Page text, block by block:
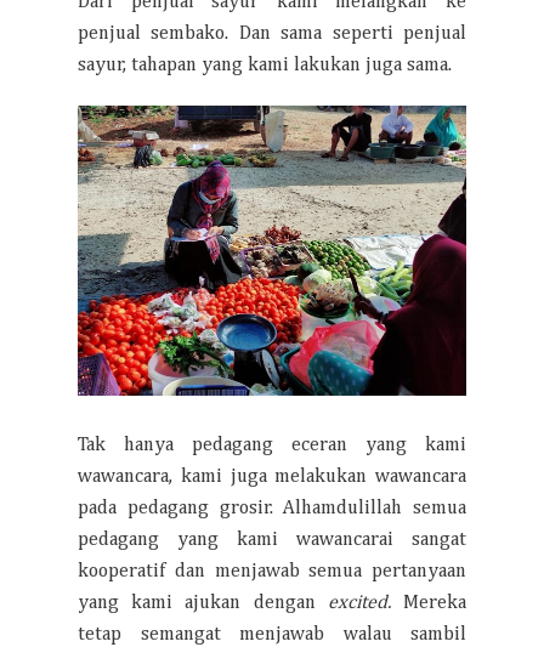
penjual sembako. Dan sama seperti penjual
sayur, tahapan yang kami lakukan juga sama.
Tak hanya pedagang eceran yang kami
wawancara, kami juga melakukan wawancara
pada pedagang grosir. Alhamdulillah semua
pedagang yang kami wawancarai sangat
kooperatif dan menjawab semua pertanyaan
yang kami ajukan dengan excited. Mereka
tetap semangat menjawab walau sambil